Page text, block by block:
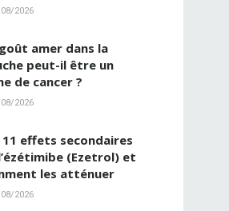
2026
amer dans la
peut-il être un
de cancer ?
2026
11 effets secondaires
(Ezetrol) et
les atténuer
2026